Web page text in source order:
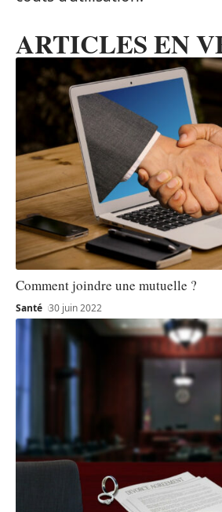
ARTICLES EN
Comment joindre une mutuelle ?
Santé 30 juin 2022